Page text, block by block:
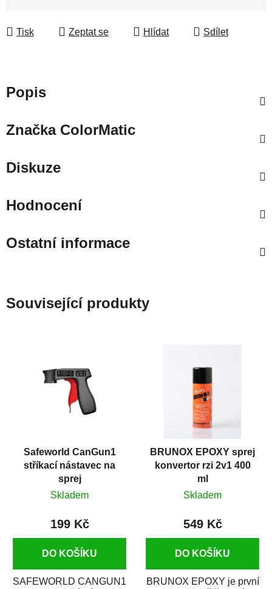
Tisk Zeptat se Hlídat Sdílet
Popis
ZnačkaColorMatic
Diskuze
Hodnocení
Ostatní informace
Související produkty
Safeworld CanGun1
stříkací nástavec na
sprej
Skladem
199 Kč
DO KOŠÍKU
SAFEWORLD CANGUN1
BRUNOX EPOXY sprej
konvertor rzi 2v1 400
ml
Skladem
549 Kč
DO KOŠÍKU
BRUNOX EPOXY je první